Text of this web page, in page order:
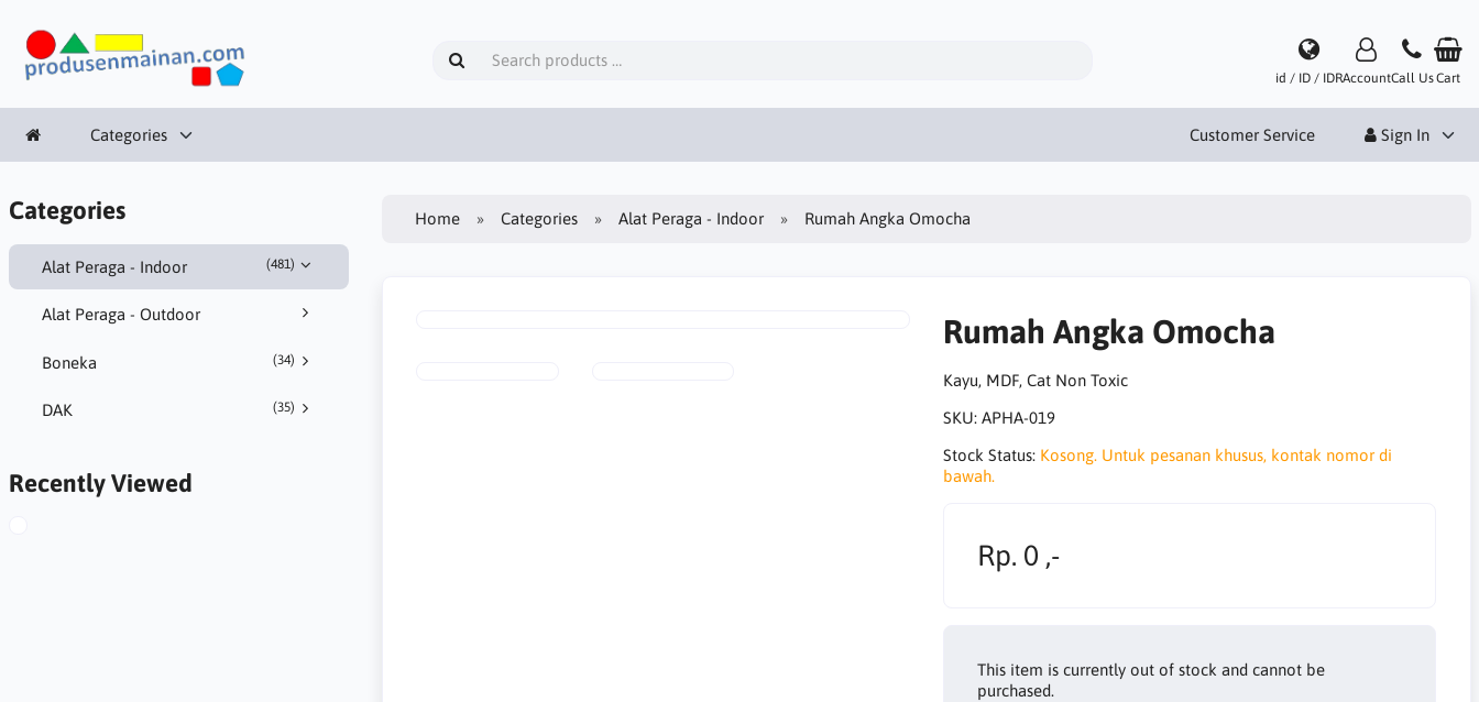
id / ID / IDRAccountCall UsCart
Categories Customer Service Sign In
Categories
Alat Peraga - Indoor (481)
Alat Peraga - Outdoor
Boneka (34)
DAK (35)
Recently Viewed
Home Categories Alat Peraga - Indoor Rumah Angka Omocha
Rumah Angka Omocha
Kayu, MDF, Cat Non Toxic
SKU: APHA-019
Stock Status: Kosong. Untuk pesanan khusus, kontak nomor di
bawah.
Rp. 0 ,-
This item is currently out of stock and cannot be
purchased.